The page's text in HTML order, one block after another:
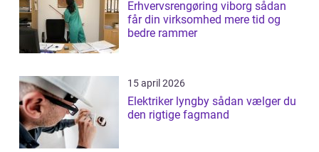
Erhvervsrengøring viborg sådan
får din virksomhed mere tid og
bedre rammer
15 april 2026
Elektriker lyngby sådan vælger du
den rigtige fagmand